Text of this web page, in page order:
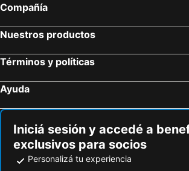
Compañía
Nuestros productos
Términos y políticas
Ayuda
Iniciá sesión y accedé a
exclusivos para socios
Personalizá tu experiencia